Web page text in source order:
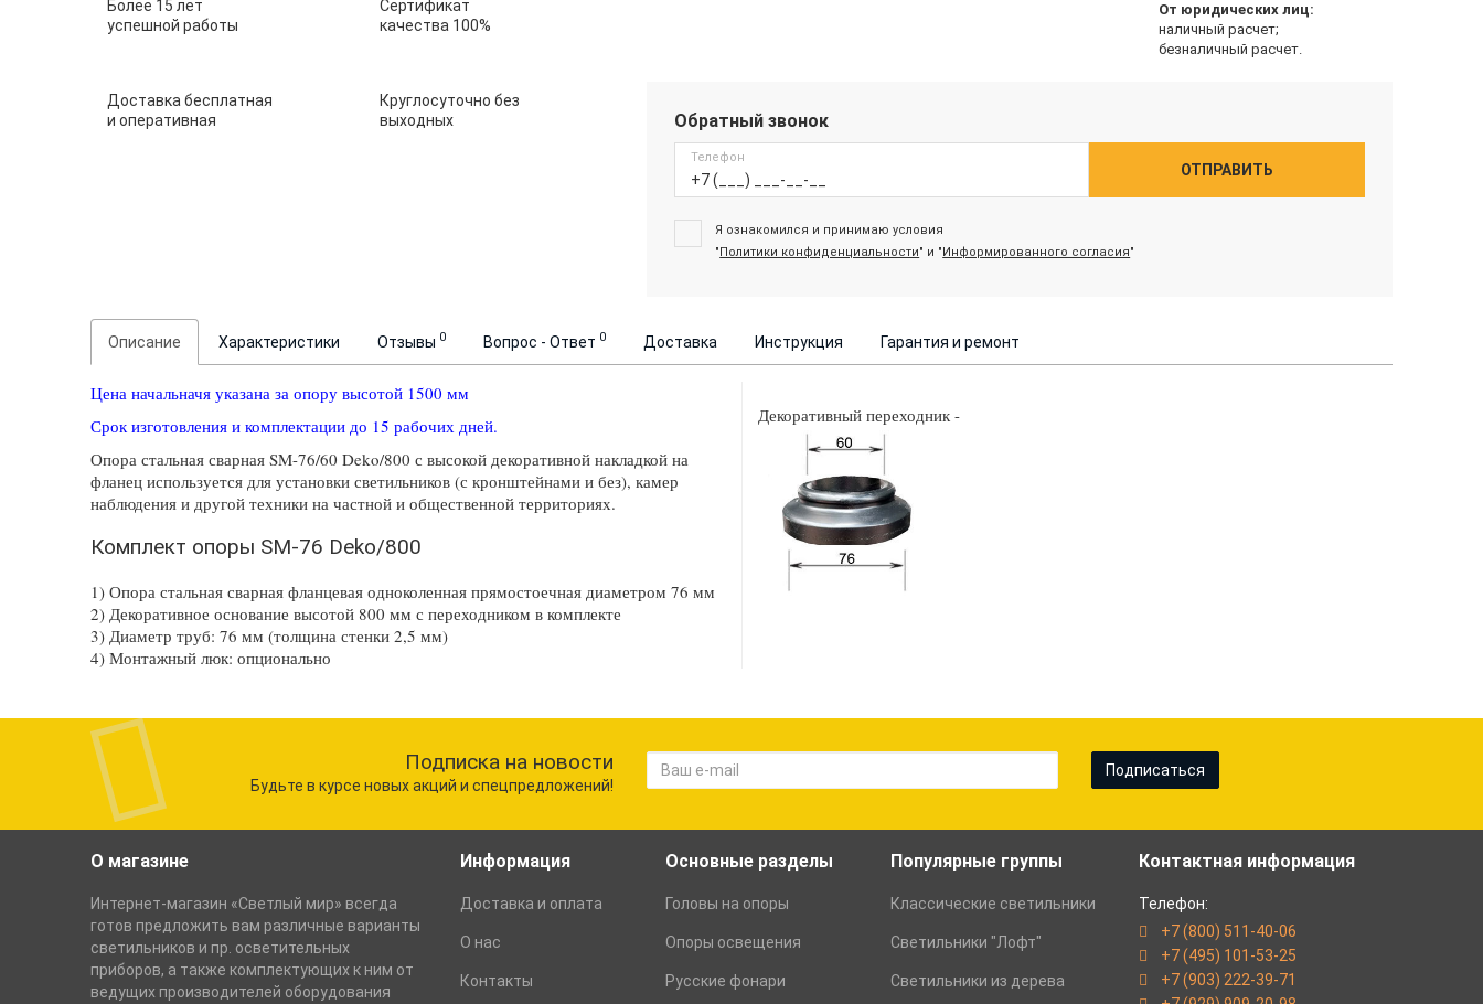
Более 15 лет
успешной работы
Сертификат
качества 100%
Доставка бесплатная
и оперативная
Круглосуточно без
выходных
От юридических лиц:
наличный расчет;
безналичный расчет.
Обратный звонок
Телефон
ОТПРАВИТЬ
Я ознакомился и принимаю условия
"Политики конфиденциальности" и "Информированного согласия"
Описание Характеристики Отзывы 0 Вопрос - Ответ 0 Доставка Инструкция Гарантия и ремонт
Цена начальначя указана за опору высотой 1500 мм
Срок изготовления и комплектации до 15 рабочих дней.
Опора стальная сварная SM-76/60 Deko/800 с высокой декоративной накладкой на
фланец используется для установки светильников (с кронштейнами и без), камер
наблюдения и другой техники на частной и общественной территориях.
Комплект опоры SM-76 Deko/800
1) Опора стальная сварная фланцевая одноколенная прямостоечная диаметром 76 мм
2) Декоративное основание высотой 800 мм с переходником в комплекте
3) Диаметр труб: 76 мм (толщина стенки 2,5 мм)
4) Монтажный люк: опционально
Декоративный переходник -
Подписка на новости
Будьте в курсе новых акций и спецпредложений!
Подписаться
О магазине
Интернет-магазин «Светлый мир» всегда
готов предложить вам различные варианты
светильников и пр. осветительных
приборов, а также комплектующих к ним от
ведущих производителей оборудования
Информация
Доставка и оплата
О нас
Контакты
Основные разделы
Головы на опоры
Опоры освещения
Русские фонари
Популярные группы
Классические светильники
Светильники "Лофт"
Светильники из дерева
Контактная информация
Телефон:
+7 (800) 511-40-06
+7 (495) 101-53-25
+7 (903) 222-39-71